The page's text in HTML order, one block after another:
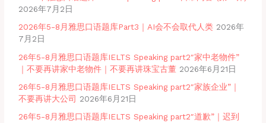
2026年7月2日
2026年5-8月雅思口语题库Part3｜AI会不会取代人类 2026年
7月2日
26年5-8月雅思口语题库IELTS Speaking part2″家中老物件”
｜不要再讲家中老物件｜不要再讲珠宝古董 2026年6月21日
26年5-8月雅思口语题库IELTS Speaking part2″家族企业”｜
不要再讲大公司 2026年6月21日
26年5-8月雅思口语题库IELTS Speaking part2″道歉”｜迟到